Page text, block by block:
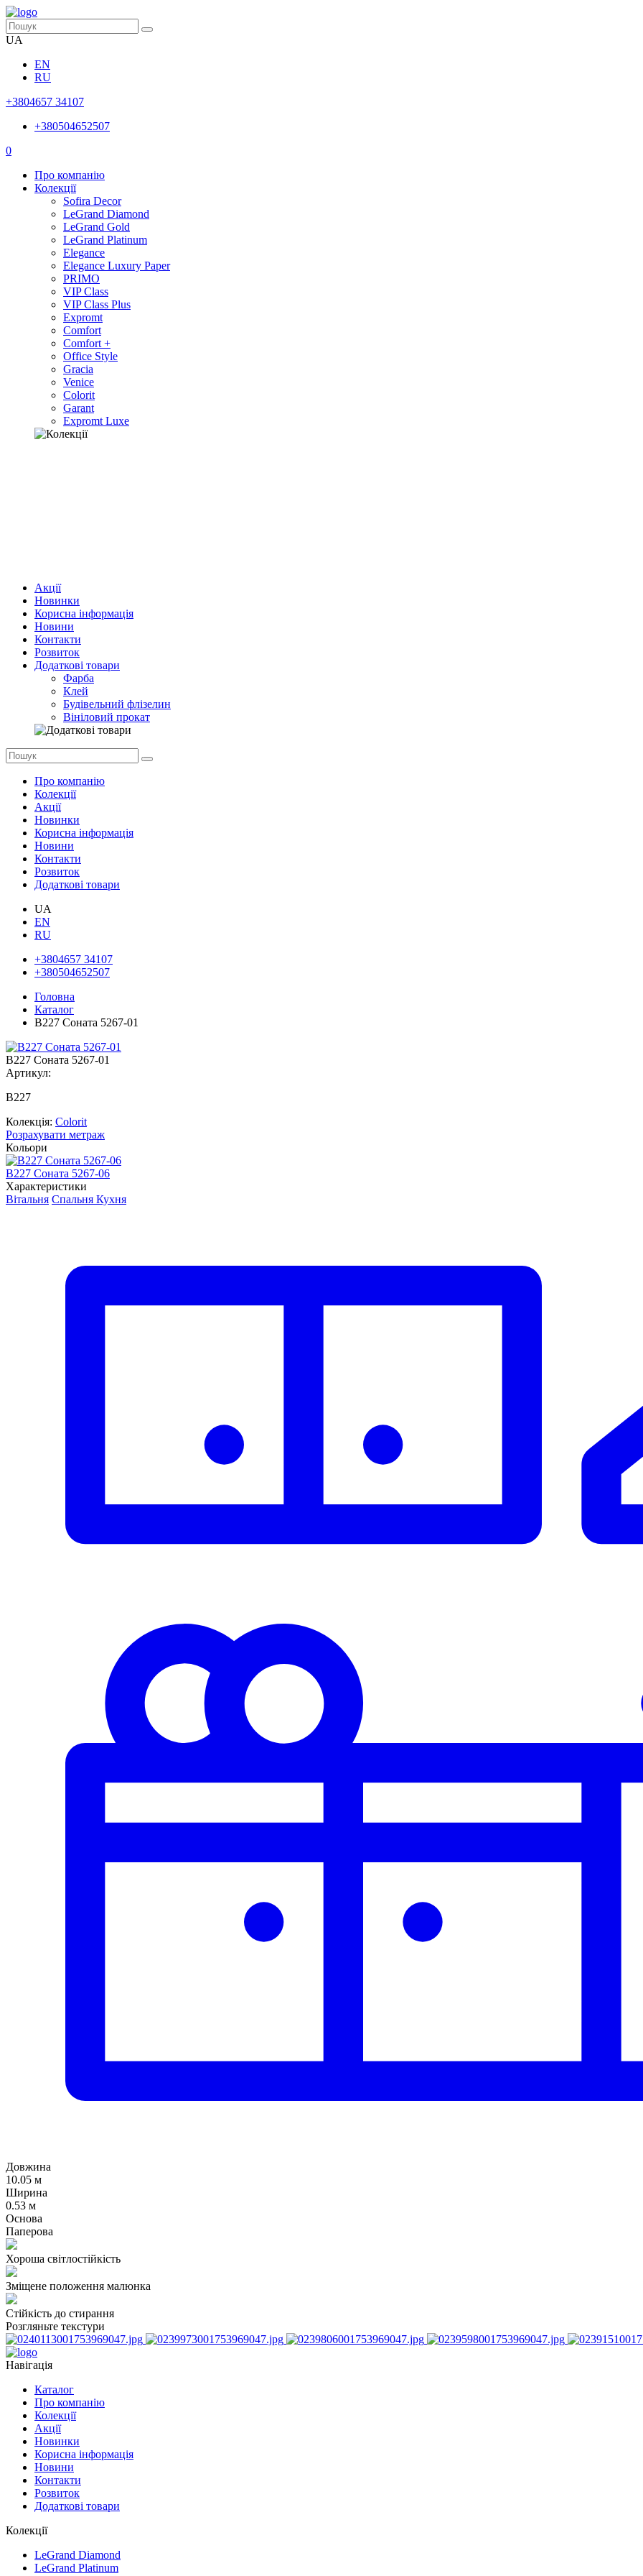
UA
EN
RU
+3804657 34107
+380504652507
0
Про компанію
Колекції
Sofira Decor
LeGrand Diamond
LeGrand Gold
LeGrand Platinum
Elegance
Elegance Luxury Paper
PRIMO
VIP Class
VIP Class Plus
Expromt
Comfort
Comfort +
Office Style
Gracia
Venice
Colorit
Garant
Expromt Luxe
Акції
Новинки
Корисна інформація
Новини
Контакти
Розвиток
Додаткові товари
Фарба
Клей
Будівельний флізелин
Вініловий прокат
Про компанію
Колекції
Акції
Новинки
Корисна інформація
Новини
Контакти
Розвиток
Додаткові товари
UA
EN
RU
+3804657 34107
+380504652507
Головна
Каталог
В227 Соната 5267-01
В227 Соната 5267-01
Артикул:
В227
Колекція: Colorit
Розрахувати метраж
Кольори
В227 Соната 5267-06
Характеристики
Вітальня Спальня Кухня
Довжина
10.05 м
Ширина
0.53 м
Основа
Паперова
Хороша світлостійкість
Зміщене положення малюнка
Стійкість до стирання
Розгляньте текстури
Навігація
Каталог
Про компанію
Колекції
Акції
Новинки
Корисна інформація
Новини
Контакти
Розвиток
Додаткові товари
Колекції
LeGrand Diamond
LeGrand Platinum